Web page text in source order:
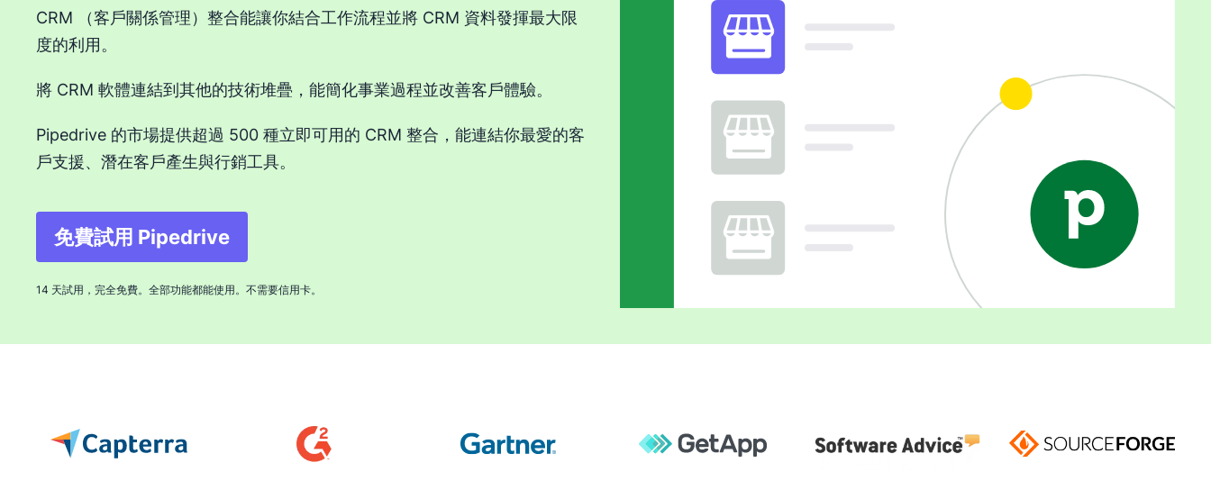
CRM （客戶關係管理）整合能讓你結合工作流程並將 CRM 資料發揮最大限
度的利用。
將 CRM 軟體連結到其他的技術堆疊，能簡化事業過程並改善客戶體驗。
Pipedrive 的市場提供超過 500 種立即可用的 CRM 整合，能連結你最愛的客
戶支援、潛在客戶產生與行銷工具。
免費試用 Pipedrive
在新視窗開啟
14 天試用，完全免費。全部功能都能使用。不需要信用卡。